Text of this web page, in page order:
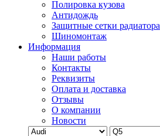
Полировка кузова
Антидождь
Защитные сетки радиатора
Шиномонтаж
Информация
Наши работы
Контакты
Реквизиты
Оплата и доставка
Отзывы
О компании
Новости